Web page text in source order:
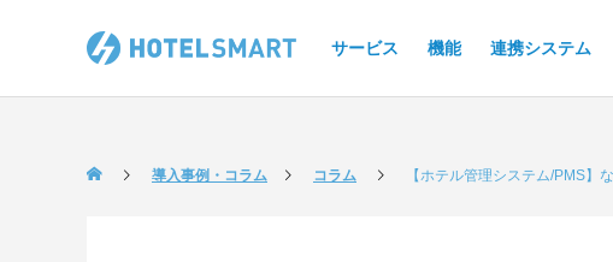
サービス 機能 連携システム
導入事例・コラム コラム 【ホテル管理システム/PMS】